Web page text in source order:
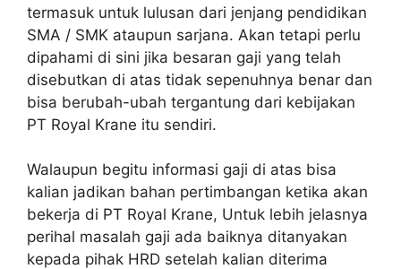
termasuk untuk lulusan dari jenjang pendidikan
SMA / SMK ataupun sarjana. Akan tetapi perlu
dipahami di sini jika besaran gaji yang telah
disebutkan di atas tidak sepenuhnya benar dan
bisa berubah-ubah tergantung dari kebijakan
PT Royal Krane itu sendiri.
Walaupun begitu informasi gaji di atas bisa
kalian jadikan bahan pertimbangan ketika akan
bekerja di PT Royal Krane, Untuk lebih jelasnya
perihal masalah gaji ada baiknya ditanyakan
kepada pihak HRD setelah kalian diterima